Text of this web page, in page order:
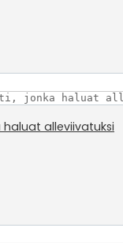
jonka haluat
alleviivatuksi